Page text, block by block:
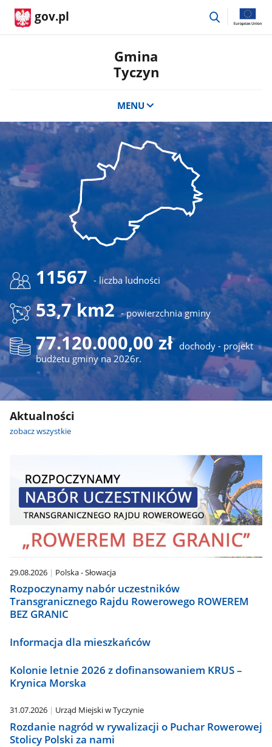
gov.pl
przejdź
Gmina
Tyczyn
MENU
11567 - liczba ludności
53,7 km2 - powierzchnia gminy
77.120.000,00 zł dochody - projekt
budżetu gminy na 2026r.
Aktualności
zobacz wszystkie
29.08.2026 Polska - Słowacja
Rozpoczynamy nabór uczestników
Transgranicznego Rajdu Rowerowego ROWEREM
BEZ GRANIC
Informacja dla mieszkańców
Kolonie letnie 2026 z dofinansowaniem KRUS –
Krynica Morska
31.07.2026 Urząd Miejski w Tyczynie
Rozdanie nagród w rywalizacji o Puchar Rowerowej
Stolicy Polski za nami